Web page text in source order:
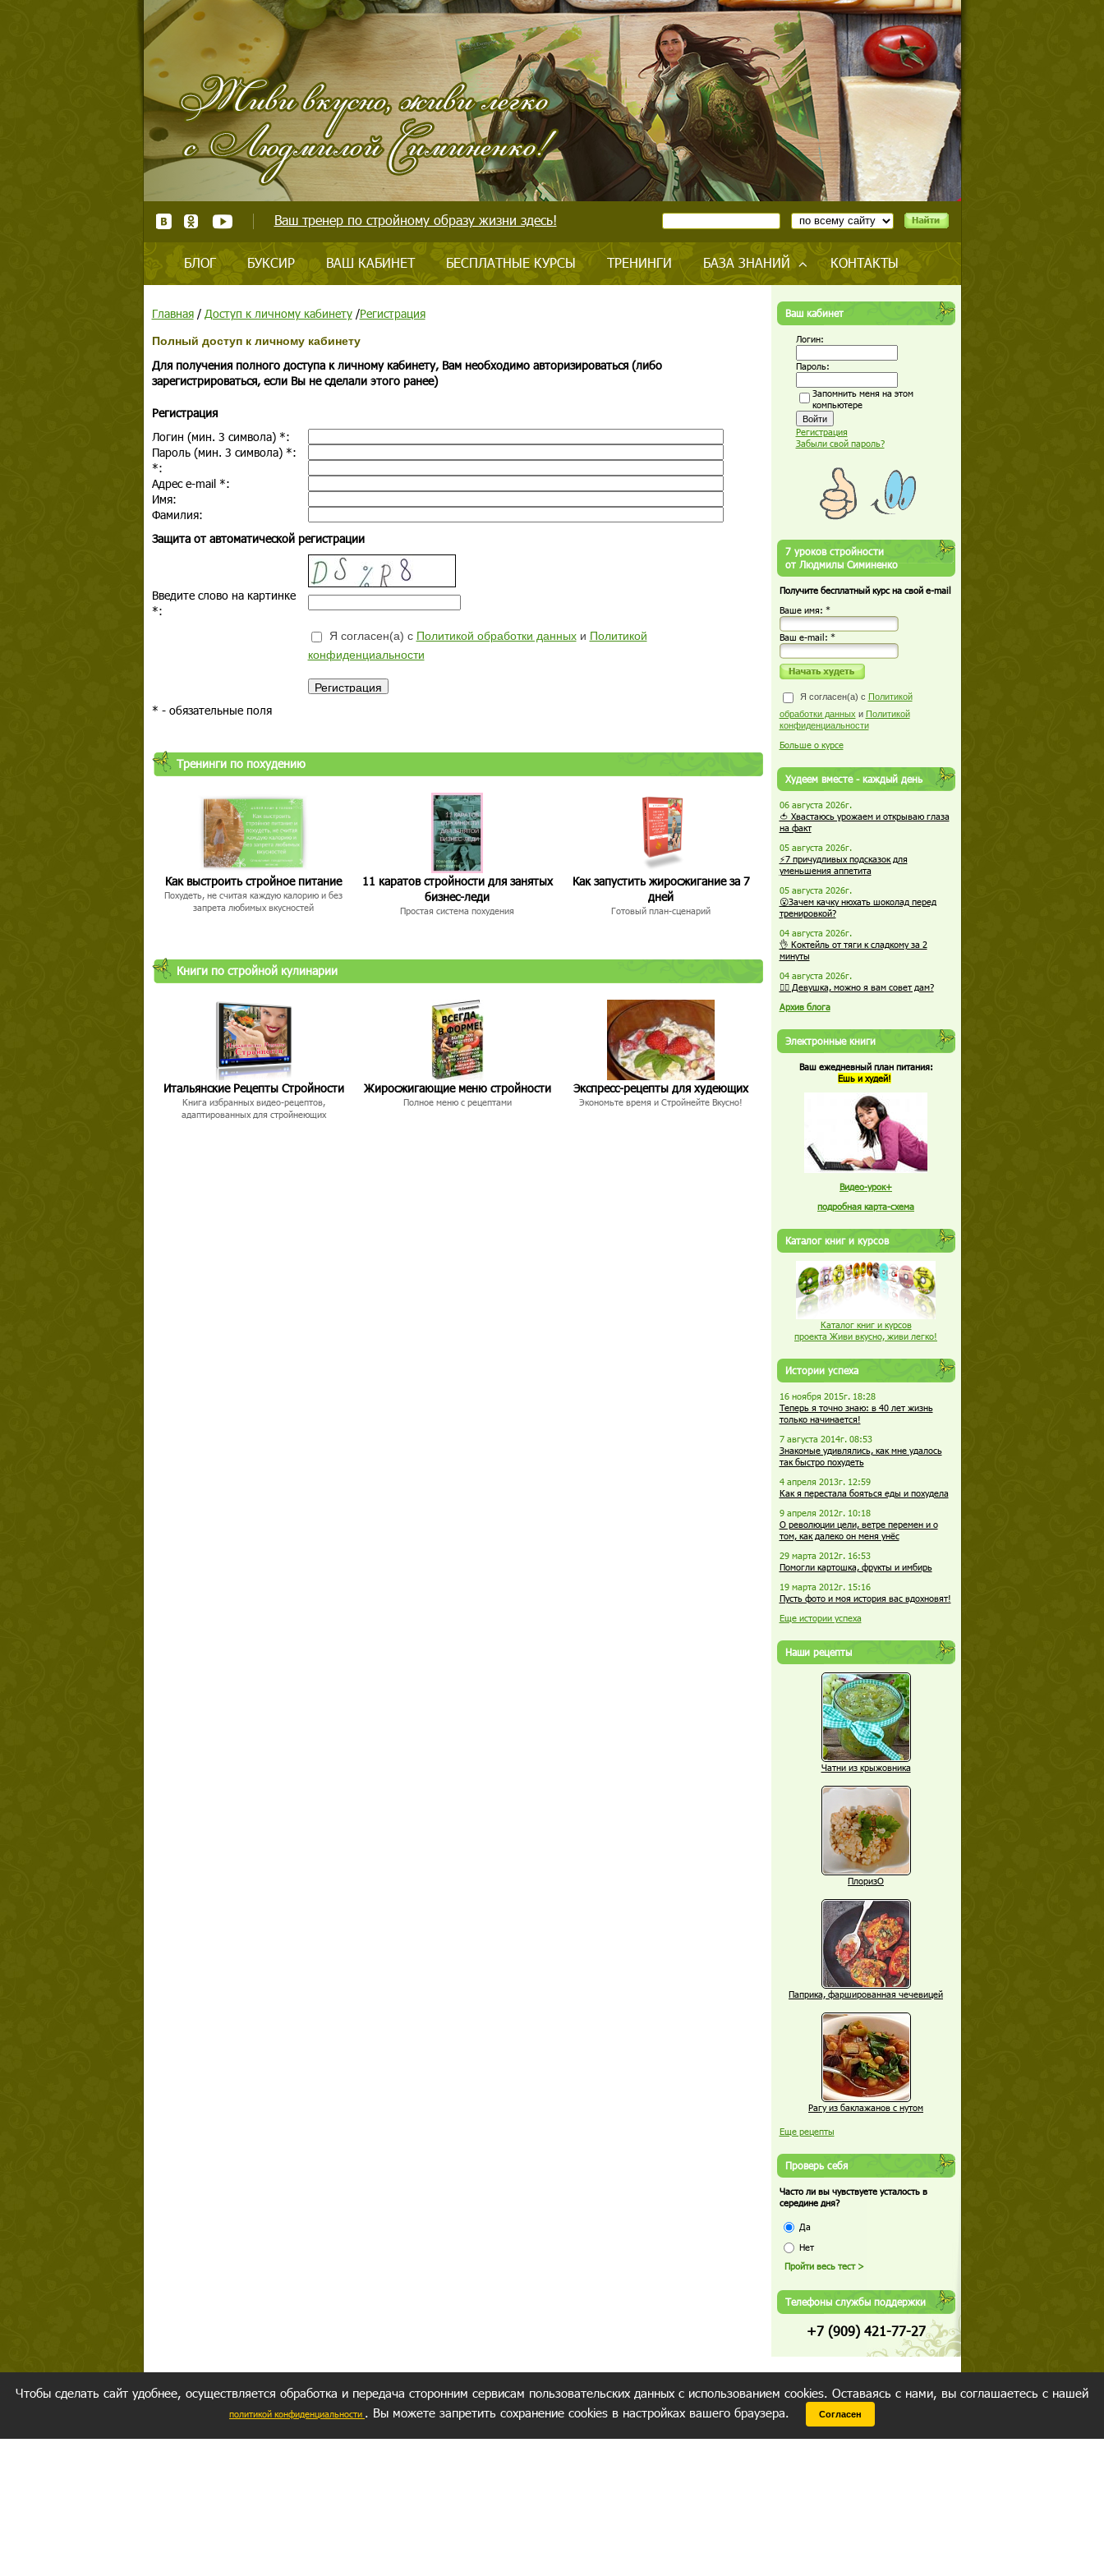
Ваш тренер по стройному образу жизни здесь!
БЛОГ БУКСИР ВАШ КАБИНЕТ БЕСПЛАТНЫЕ КУРСЫ ТРЕНИНГИ БАЗА ЗНАНИЙ КОНТАКТЫ
Главная/ Доступ к личному кабинету/Регистрация
Полный доступ к личному кабинету
Для получения полного доступа к личному кабинету, Вам необходимо авторизироваться (либо
зарегистрироваться, если Вы не сделали этого ранее)
Регистрация
Логин (мин. 3 символа) *:
Пароль (мин. 3 символа) *:
*:
Адрес e-mail *:
Имя:
Фамилия:
Защита от автоматической регистрации
Введите слово на картинке
*:
Я согласен(а) с Политикой обработки данныхи Политикой
конфиденциальности
* - обязательные поля
Тренинги по похудению
Как выстроить стройное питание
Похудеть, не считая каждую калорию и без
запрета любимых вкусностей
11 каратов стройности для занятых
бизнес-леди
Простая система похудения
Как запустить жиросжигание за 7
дней
Готовый план-сценарий
Книги по стройной кулинарии
Итальянские Рецепты Стройности
Книга избранных видео-рецептов,
адаптированных для стройнеющих
Жиросжигающие меню стройности
Полное меню с рецептами
Экспресс-рецепты для худеющих
Экономьте время и Стройнейте Вкусно!
Ваш кабинет
Логин:
Пароль:
Запомнить меня на этом
компьютере
Регистрация
Забыли свой пароль?
7 уроков стройности
от Людмилы Симиненко
Получите бесплатный курс на свой e-mail
Ваше имя: *
Ваш е-mail: *
Я согласен(а) с Политикой
обработки данных и Политикой
конфиденциальности
Больше о курсе
Худеем вместе - каждый день
06 августа 2026г.
🍅 Хвастаюсь урожаем и открываю глаза
на факт
05 августа 2026г.
⚡7 причудливых подсказок для
уменьшения аппетита
05 августа 2026г.
😮Зачем качку нюхать шоколад перед
тренировкой?
04 августа 2026г.
👌 Коктейль от тяги к сладкому за 2
минуты
04 августа 2026г.
🏋️‍♀️ Девушка, можно я вам совет дам?
Архив блога
Электронные книги
Ваш ежедневный план питания:
Ешь и худей!
Видео-урок+
подробная карта-схема
Каталог книг и курсов
Каталог книг и курсов
проекта Живи вкусно, живи легко!
Истории успеха
16 ноября 2015г. 18:28
Теперь я точно знаю: в 40 лет жизнь
только начинается!
7 августа 2014г. 08:53
Знакомые удивлялись, как мне удалось
так быстро похудеть
4 апреля 2013г. 12:59
Как я перестала бояться еды и похудела
9 апреля 2012г. 10:18
О революции цели, ветре перемен и о
том, как далеко он меня унёс
29 марта 2012г. 16:53
Помогли картошка, фрукты и имбирь
19 марта 2012г. 15:16
Пусть фото и моя история вас вдохновят!
Еще истории успеха
Наши рецепты
Чатни из крыжовника
ПлоризО
Паприка, фаршированная чечевицей
Рагу из баклажанов с нутом
Еще рецепты
Проверь себя
Часто ли вы чувствуете усталость в
середине дня?
Да
Нет
Телефоны службы поддержки
+7 (909) 421-77-27
Чтобы сделать сайт удобнее, осуществляется обработка и передача сторонним сервисам пользовательских данных с использованием cookies. Оставаясь с нами, вы соглашаетесь с нашей
политикой конфиденциальности . Вы можете запретить сохранение cookies в настройках вашего браузера. Согласен